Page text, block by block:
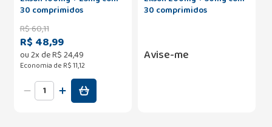
30 comprimidos
R$60,11
R$ 48,99
ou2x deR$24,49
Economia de R$ 11,12
30 comprimidos
Avise-me